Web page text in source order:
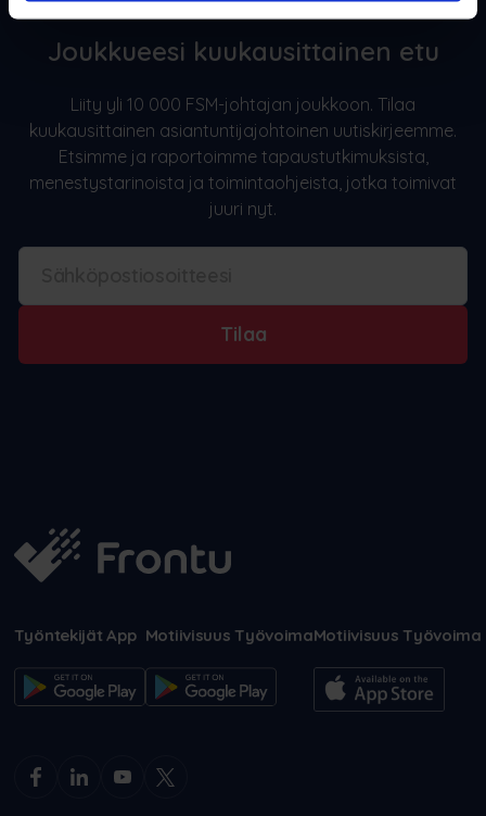
Joukkueesi kuukausittainen etu
Liity yli 10 000 FSM-johtajan joukkoon. Tilaa
kuukausittainen asiantuntijajohtoinen uutiskirjeemme.
Etsimme ja raportoimme tapaustutkimuksista,
menestystarinoista ja toimintaohjeista, jotka toimivat
juuri nyt.
Tilaa
Työntekijät App Motiivisuus TyövoimaMotiivisuus Työvoima